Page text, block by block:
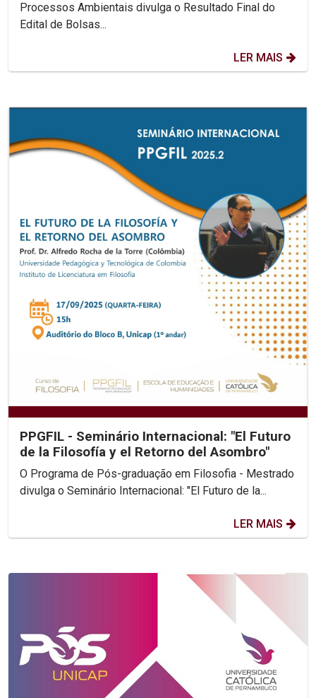
Processos Ambientais divulga o Resultado Final do
Edital de Bolsas...
LER MAIS
PPGFIL - Seminário Internacional: "El Futuro
de la Filosofía y el Retorno del Asombro"
O Programa de Pós-graduação em Filosofia - Mestrado
divulga o Seminário Internacional: "El Futuro de la...
LER MAIS